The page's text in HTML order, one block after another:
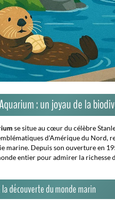
: un joyau de la
se situe au cœur du célèbre
d'Amérique du Nord,
marine. Depuis son ouverture en
entier pour admirer la
découverte du monde marin
marins et terrestres: poissons